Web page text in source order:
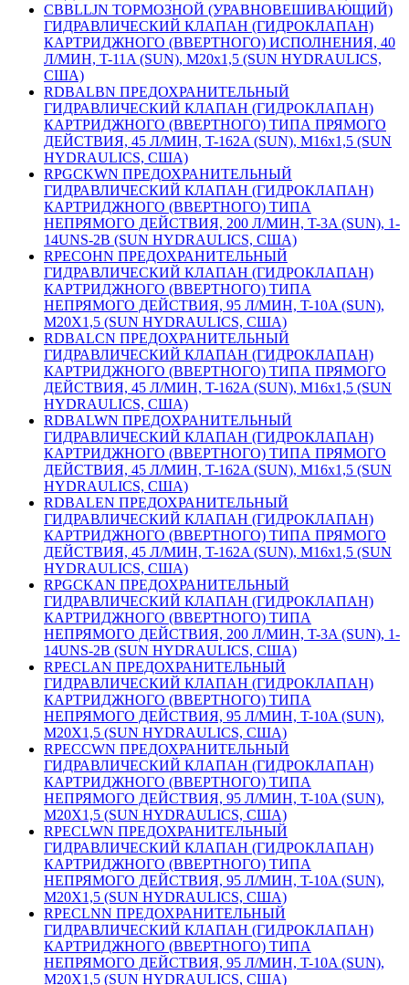
CBBLLJN ТОРМОЗНОЙ (УРАВНОВЕШИВАЮЩИЙ)
ГИДРАВЛИЧЕСКИЙ КЛАПАН (ГИДРОКЛАПАН)
КАРТРИДЖНОГО (ВВЕРТНОГО) ИСПОЛНЕНИЯ, 40
Л/МИН, T-11A (SUN), М20х1,5 (SUN HYDRAULICS,
США)
RDBALBN ПРЕДОХРАНИТЕЛЬНЫЙ
ГИДРАВЛИЧЕСКИЙ КЛАПАН (ГИДРОКЛАПАН)
КАРТРИДЖНОГО (ВВЕРТНОГО) ТИПА ПРЯМОГО
ДЕЙСТВИЯ, 45 Л/МИН, T-162A (SUN), M16x1,5 (SUN
HYDRAULICS, США)
RPGCKWN ПРЕДОХРАНИТЕЛЬНЫЙ
ГИДРАВЛИЧЕСКИЙ КЛАПАН (ГИДРОКЛАПАН)
КАРТРИДЖНОГО (ВВЕРТНОГО) ТИПА
НЕПРЯМОГО ДЕЙСТВИЯ, 200 Л/МИН, T-3A (SUN), 1-
14UNS-2B (SUN HYDRAULICS, США)
RPECOHN ПРЕДОХРАНИТЕЛЬНЫЙ
ГИДРАВЛИЧЕСКИЙ КЛАПАН (ГИДРОКЛАПАН)
КАРТРИДЖНОГО (ВВЕРТНОГО) ТИПА
НЕПРЯМОГО ДЕЙСТВИЯ, 95 Л/МИН, T-10A (SUN),
M20X1,5 (SUN HYDRAULICS, США)
RDBALCN ПРЕДОХРАНИТЕЛЬНЫЙ
ГИДРАВЛИЧЕСКИЙ КЛАПАН (ГИДРОКЛАПАН)
КАРТРИДЖНОГО (ВВЕРТНОГО) ТИПА ПРЯМОГО
ДЕЙСТВИЯ, 45 Л/МИН, T-162A (SUN), M16x1,5 (SUN
HYDRAULICS, США)
RDBALWN ПРЕДОХРАНИТЕЛЬНЫЙ
ГИДРАВЛИЧЕСКИЙ КЛАПАН (ГИДРОКЛАПАН)
КАРТРИДЖНОГО (ВВЕРТНОГО) ТИПА ПРЯМОГО
ДЕЙСТВИЯ, 45 Л/МИН, T-162A (SUN), M16x1,5 (SUN
HYDRAULICS, США)
RDBALEN ПРЕДОХРАНИТЕЛЬНЫЙ
ГИДРАВЛИЧЕСКИЙ КЛАПАН (ГИДРОКЛАПАН)
КАРТРИДЖНОГО (ВВЕРТНОГО) ТИПА ПРЯМОГО
ДЕЙСТВИЯ, 45 Л/МИН, T-162A (SUN), M16x1,5 (SUN
HYDRAULICS, США)
RPGCKAN ПРЕДОХРАНИТЕЛЬНЫЙ
ГИДРАВЛИЧЕСКИЙ КЛАПАН (ГИДРОКЛАПАН)
КАРТРИДЖНОГО (ВВЕРТНОГО) ТИПА
НЕПРЯМОГО ДЕЙСТВИЯ, 200 Л/МИН, T-3A (SUN), 1-
14UNS-2B (SUN HYDRAULICS, США)
RPECLAN ПРЕДОХРАНИТЕЛЬНЫЙ
ГИДРАВЛИЧЕСКИЙ КЛАПАН (ГИДРОКЛАПАН)
КАРТРИДЖНОГО (ВВЕРТНОГО) ТИПА
НЕПРЯМОГО ДЕЙСТВИЯ, 95 Л/МИН, T-10A (SUN),
M20X1,5 (SUN HYDRAULICS, США)
RPECCWN ПРЕДОХРАНИТЕЛЬНЫЙ
ГИДРАВЛИЧЕСКИЙ КЛАПАН (ГИДРОКЛАПАН)
КАРТРИДЖНОГО (ВВЕРТНОГО) ТИПА
НЕПРЯМОГО ДЕЙСТВИЯ, 95 Л/МИН, T-10A (SUN),
M20X1,5 (SUN HYDRAULICS, США)
RPECLWN ПРЕДОХРАНИТЕЛЬНЫЙ
ГИДРАВЛИЧЕСКИЙ КЛАПАН (ГИДРОКЛАПАН)
КАРТРИДЖНОГО (ВВЕРТНОГО) ТИПА
НЕПРЯМОГО ДЕЙСТВИЯ, 95 Л/МИН, T-10A (SUN),
M20X1,5 (SUN HYDRAULICS, США)
RPECLNN ПРЕДОХРАНИТЕЛЬНЫЙ
ГИДРАВЛИЧЕСКИЙ КЛАПАН (ГИДРОКЛАПАН)
КАРТРИДЖНОГО (ВВЕРТНОГО) ТИПА
НЕПРЯМОГО ДЕЙСТВИЯ, 95 Л/МИН, T-10A (SUN),
M20X1,5 (SUN HYDRAULICS, США)